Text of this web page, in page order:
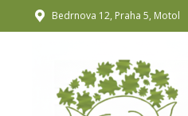
Bedrnova 12, Praha 5, Motol